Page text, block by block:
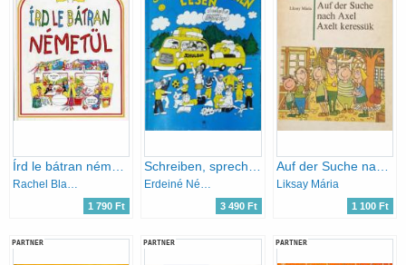
Írd le bátran németül 1.
Rachel Bladon
1 790 Ft
Schreiben, sprechen, lesen (Schulbus)
Erdeiné Négele Erzsébet
3 490 Ft
Auf der Suche nach Axel - Axelt keressük
Liksay Mária
1 100 Ft
PARTNER PARTNER PARTNER